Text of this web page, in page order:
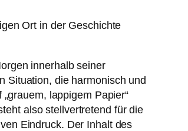
Ort in der Geschichte
innerhalb seiner
Situation, die harmonisch und
lappigem Papier“
also stellvertretend für die
Eindruck. Der Inhalt des